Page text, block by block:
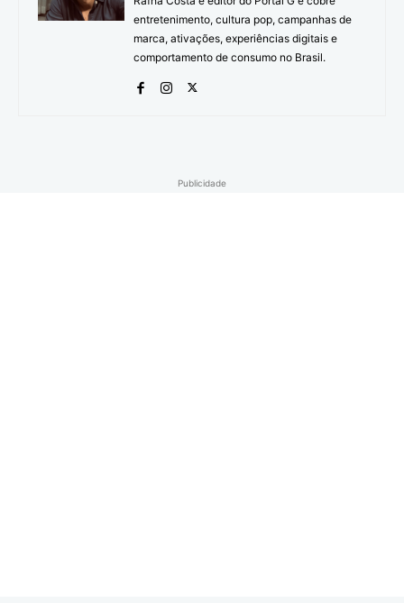
entretenimento, cultura pop, campanhas de
marca, ativações, experiências digitais e
comportamento de consumo no Brasil.
Publicidade